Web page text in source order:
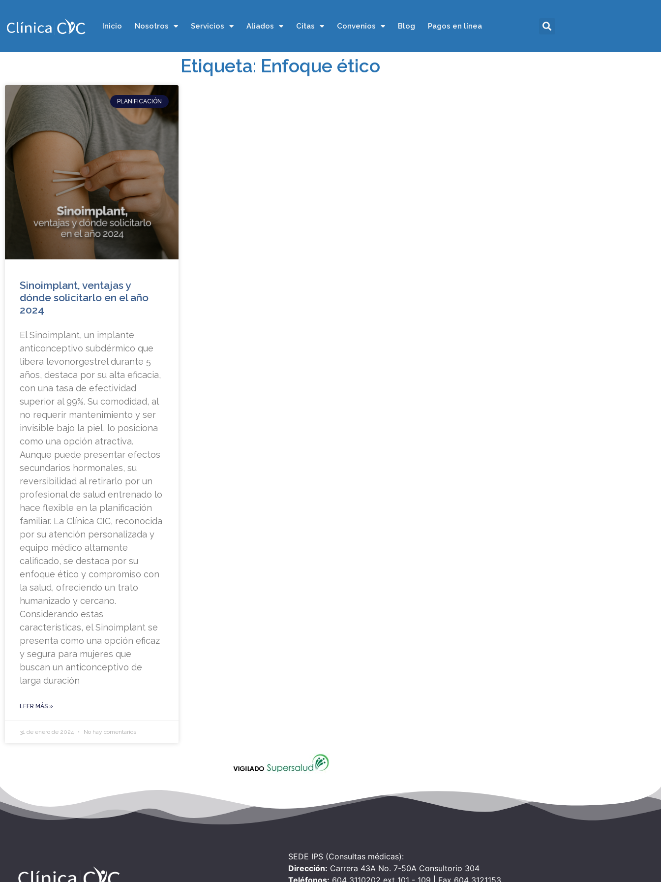
Inicio Nosotros Servicios Aliados Citas Convenios Blog Pagos en línea
Etiqueta: Enfoque ético
PLANIFICACIÓN
Sinoimplant, ventajas y
dónde solicitarlo en el año
2024
El Sinoimplant, un implante
anticonceptivo subdérmico que
libera levonorgestrel durante 5
años, destaca por su alta eficacia,
con una tasa de efectividad
superior al 99%. Su comodidad, al
no requerir mantenimiento y ser
invisible bajo la piel, lo posiciona
como una opción atractiva.
Aunque puede presentar efectos
secundarios hormonales, su
reversibilidad al retirarlo por un
profesional de salud entrenado lo
hace flexible en la planificación
familiar. La Clínica CIC, reconocida
por su atención personalizada y
equipo médico altamente
calificado, se destaca por su
enfoque ético y compromiso con
la salud, ofreciendo un trato
humanizado y cercano.
Considerando estas
características, el Sinoimplant se
presenta como una opción eficaz
y segura para mujeres que
buscan un anticonceptivo de
larga duración
LEER MÁS »
31 de enero de 2024 No hay comentarios
SEDE IPS (Consultas médicas):
Dirección: Carrera 43A No. 7-50A Consultorio 304